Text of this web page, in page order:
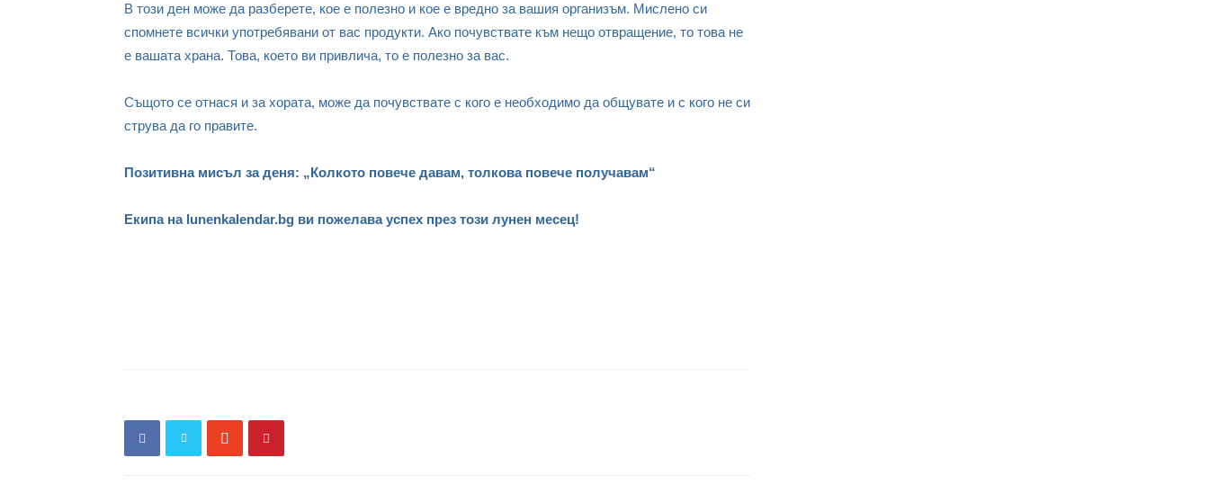
В този ден може да разберете, кое е полезно и кое е вредно за вашия организъм. Мислено си
спомнете всички употребявани от вас продукти. Ако почувствате към нещо отвращение, то това не
е вашата храна. Това, което ви привлича, то е полезно за вас.
Същото се отнася и за хората, може да почувствате с кого е необходимо да общувате и с кого не си
струва да го правите.
Позитивна мисъл за деня: „Колкото повече давам, толкова повече получавам“
Екипа на lunenkalendar.bg ви пожелава успех през този лунен месец!